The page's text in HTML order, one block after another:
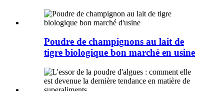
Poudre de champignons au lait de
tigre biologique bon marché en usine